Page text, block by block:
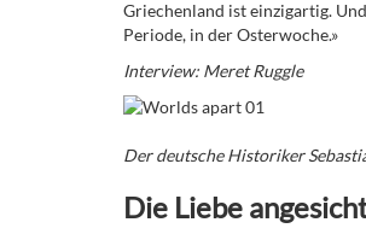
Griechenland ist einzigartig.
Periode, in der Osterwoche.»
Interview: Meret Ruggle
Der deutsche Historiker
Die Liebe